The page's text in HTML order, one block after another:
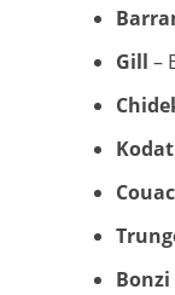
Gill –
Kodat
Bonzi